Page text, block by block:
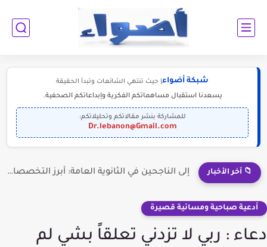
شبكة أضواء | حيث تنتهي الشائعات وتبدأ الحقيقة
يسعدنا استقبال مساهماتكم الفكرية وإبداعاتكم الصحفية.
للمشاركة بنشر مقالاتكم وتحليلاتكم:
Dr.lebanon@Gmail.com
📁 آخر الأخبار إلى الناجحين في الثانوية العامة: أبرز التخصصات المطلوبة للمستقبل (2030-2050)
أدعية صباحية ومسائية قصيرة
دعاء : ربي لا تزدني تعلقاً بشي لم